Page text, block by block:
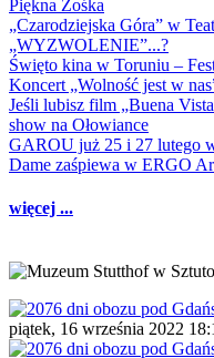
Piękna Zośka
„Czarodziejska Góra” w
„WYZWOLENIE”...?
Święto kina w Toruniu –
Koncert „Wolność jest w
Jeśli lubisz film „Buena
show na Ołowiance
GAROU już 25 i 27 lutego
Dame zaśpiewa w ERGO
więcej ...
piątek, 16 września 2022